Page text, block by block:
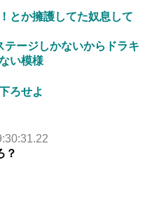
とか擁護してた奴息して
ージしかないからドラキ
い模様
ろせよ
？